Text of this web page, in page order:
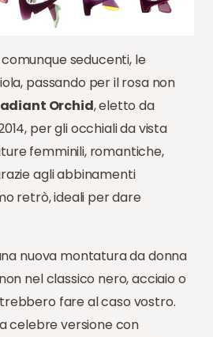
seducenti, le
passando per il rosa non
Orchid, eletto da
per gli occhiali da vista
femminili, romantiche,
agli abbinamenti
retrò, ideali per dare
nuova montatura da donna
nel classico nero, acciaio o
fare al caso vostro.
celebre versione con